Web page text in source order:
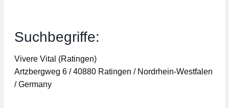
Suchbegriffe:
Vivere Vital (Ratingen)
Artzbergweg 6 / 40880 Ratingen / Nordrhein-Westfalen
/ Germany